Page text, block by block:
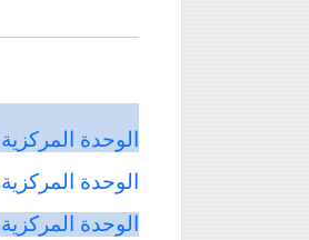
الوحدة المركزية
الوحدة
المركزية
الوحدة
المركزية